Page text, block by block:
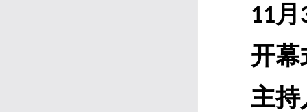
11月
开幕
主持